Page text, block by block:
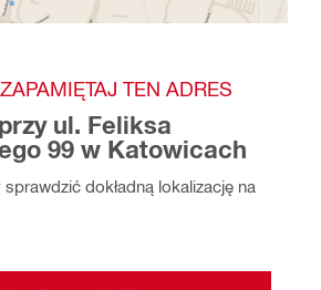
TEN ADRES
ul. Feliksa
99 w Katowicach
dokładną lokalizację na